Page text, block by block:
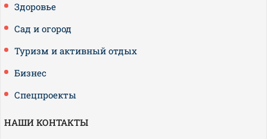
Здоровье
Сад и огород
Туризм и активный отдых
Бизнес
Спецпроекты
НАШИ КОНТАКТЫ